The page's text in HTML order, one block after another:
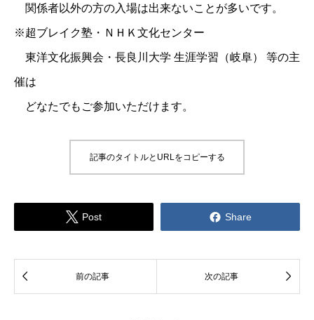
関係者以外の方の入場は出来ないことが多いです。
※超ブレイク塾・ＮＨＫ文化センター
東洋文化振興会・長良川大学 生涯学習（岐阜） 等の主
催は
どなたでもご参加いただけます。
記事のタイトルとURLをコピーする
 Post  Share
 前の記事 次の記事 